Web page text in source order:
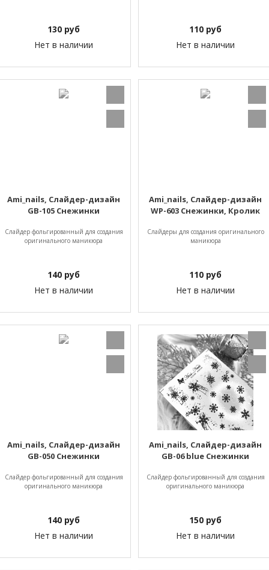
130 руб
Нет в наличии
110 руб
Нет в наличии
Ami_nails, Слайдер-дизайн
GB-105 Снежинки
Слайдер фольгированный для создания
оригинального маникюра
140 руб
Нет в наличии
Ami_nails, Слайдер-дизайн
WP-603 Снежинки, Кролик
Слайдеры для создания оригинального
маникюра
110 руб
Нет в наличии
Ami_nails, Слайдер-дизайн
GB-050 Снежинки
Слайдер фольгированный для создания
оригинального маникюра
140 руб
Нет в наличии
Ami_nails, Слайдер-дизайн
GB-06 blue Снежинки
Слайдер фольгированный для создания
оригинального маникюра
150 руб
Нет в наличии